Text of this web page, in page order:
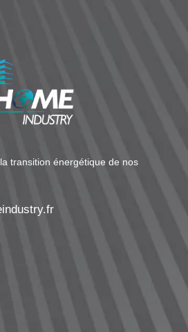
transition énergétique de nos